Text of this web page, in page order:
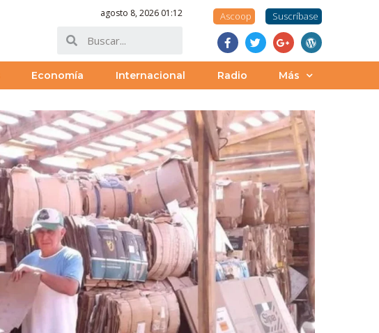
agosto 8, 2026 01:12 Ascoop Suscríbase
Economía Internacional Radio Más